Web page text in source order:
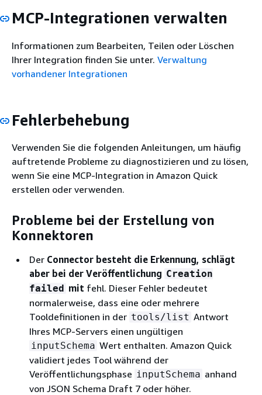
MCP-Integrationen verwalten
Informationen zum Bearbeiten, Teilen oder Löschen
Ihrer Integration finden Sie unter. Verwaltung
vorhandener Integrationen
Fehlerbehebung
Verwenden Sie die folgenden Anleitungen, um häufig
auftretende Probleme zu diagnostizieren und zu lösen,
wenn Sie eine MCP-Integration in Amazon Quick
erstellen oder verwenden.
Probleme bei der Erstellung von
Konnektoren
Der Connector besteht die Erkennung, schlägt
aber bei der Veröffentlichung Creation
failed mit fehl. Dieser Fehler bedeutet
normalerweise, dass eine oder mehrere
Tooldefinitionen in der tools/list Antwort
Ihres MCP-Servers einen ungültigen
inputSchema Wert enthalten. Amazon Quick
validiert jedes Tool während der
Veröffentlichungsphase inputSchema anhand
von JSON Schema Draft 7 oder höher.